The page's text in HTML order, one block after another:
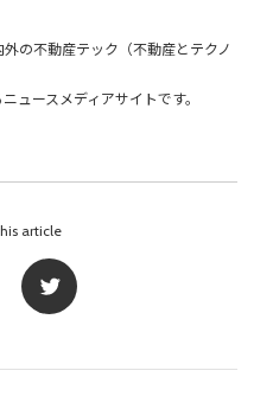
の不動産テック（不動産とテクノ
ュースメディアサイトです。
article